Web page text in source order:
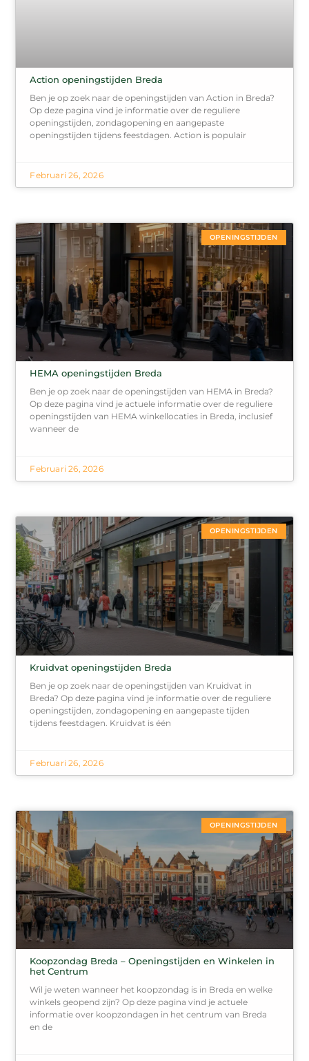
Action openingstijden Breda
Ben je op zoek naar de openingstijden van Action in Breda?
Op deze pagina vind je informatie over de reguliere
openingstijden, zondagopening en aangepaste
openingstijden tijdens feestdagen. Action is populair
Februari 26, 2026
OPENINGSTIJDEN
HEMA openingstijden Breda
Ben je op zoek naar de openingstijden van HEMA in Breda?
Op deze pagina vind je actuele informatie over de reguliere
openingstijden van HEMA winkellocaties in Breda, inclusief
wanneer de
Februari 26, 2026
OPENINGSTIJDEN
Kruidvat openingstijden Breda
Ben je op zoek naar de openingstijden van Kruidvat in
Breda? Op deze pagina vind je informatie over de reguliere
openingstijden, zondagopening en aangepaste tijden
tijdens feestdagen. Kruidvat is één
Februari 26, 2026
OPENINGSTIJDEN
Koopzondag Breda – Openingstijden en Winkelen in
het Centrum
Wil je weten wanneer het koopzondag is in Breda en welke
winkels geopend zijn? Op deze pagina vind je actuele
informatie over koopzondagen in het centrum van Breda
en de